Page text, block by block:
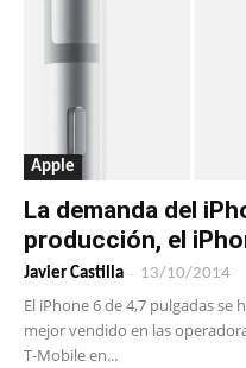
Apple
La demanda del
producción, el
Javier Castilla - 13/10/2014
El iPhone 6 de 4,7 pulgadas
mejor vendido en las
T-Mobile en...